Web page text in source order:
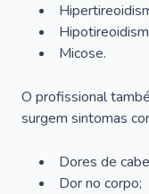
Micose.
O profissional
surgem sintomas
Dores de
Dor no corpo;